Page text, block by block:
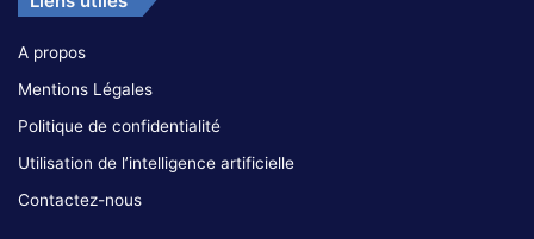
A propos
Mentions Légales
Politique de confidentialité
Utilisation de l’intelligence artificielle
Contactez-nous